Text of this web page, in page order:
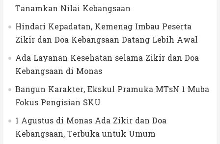
Tanamkan Nilai Kebangsaan
Hindari Kepadatan, Kemenag Imbau Peserta
Zikir dan Doa Kebangsaan Datang Lebih Awal
Ada Layanan Kesehatan selama Zikir dan Doa
Kebangsaan di Monas
Bangun Karakter, Ekskul Pramuka MTsN 1 Muba
Fokus Pengisian SKU
1 Agustus di Monas Ada Zikir dan Doa
Kebangsaan, Terbuka untuk Umum